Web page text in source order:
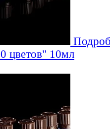
цветов" 10мл